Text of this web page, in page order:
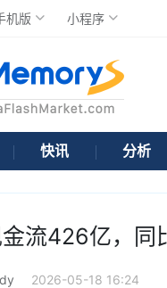
机版 小程序
快讯 分析
流426亿，同
2026-05-18 16:24